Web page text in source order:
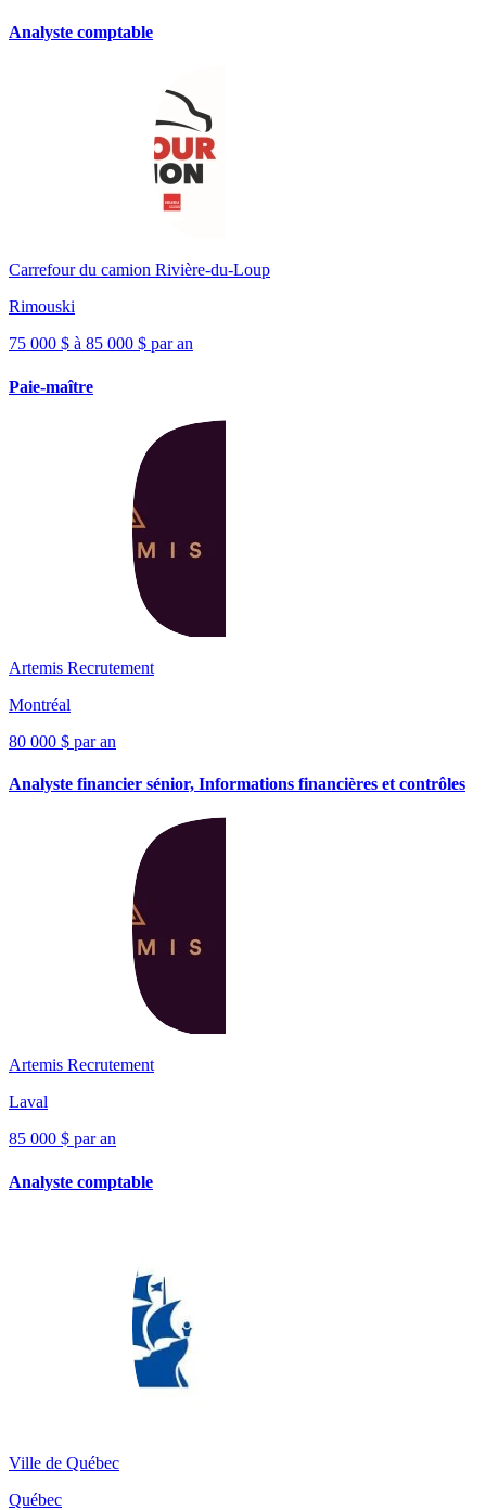
Analyste comptable
Carrefour du camion Rivière-du-Loup
Rimouski
75 000 $ à 85 000 $ par an
Paie-maître
Artemis Recrutement
Montréal
80 000 $ par an
Analyste financier sénior, Informations financières et contrôles
Artemis Recrutement
Laval
85 000 $ par an
Analyste comptable
Ville de Québec
Québec